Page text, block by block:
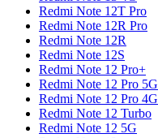
Redmi Note 12T Pro
Redmi Note 12R Pro
Redmi Note 12R
Redmi Note 12S
Redmi Note 12 Pro+
Redmi Note 12 Pro 5G
Redmi Note 12 Pro 4G
Redmi Note 12 Turbo
Redmi Note 12 5G